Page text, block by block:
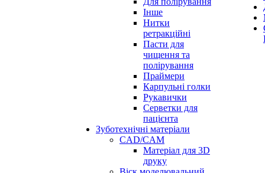
Інше
Нитки
ретракційні
Пасти для
чищення та
полірування
Праймери
Карпульні голки
Рукавички
Серветки для
пацієнта
Зуботехнічні матеріали
CAD/CAM
Матеріал для 3D
друку